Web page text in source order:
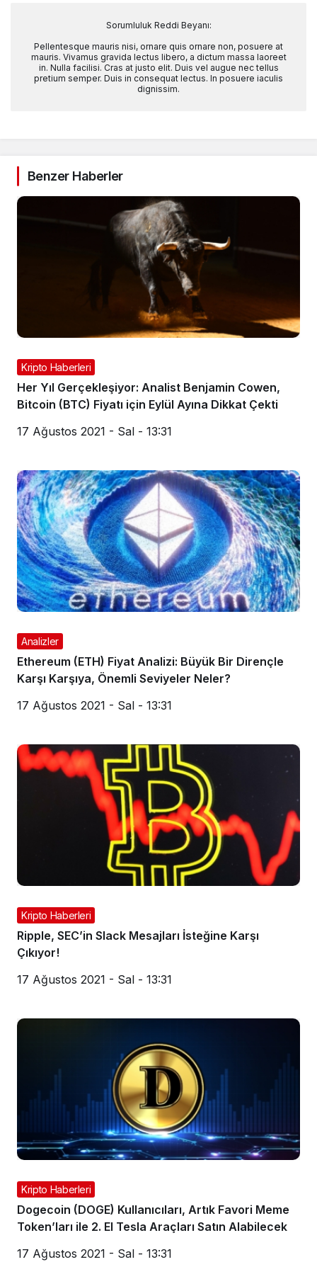
Sorumluluk Reddi Beyanı:
Pellentesque mauris nisi, ornare quis ornare non, posuere at
mauris. Vivamus gravida lectus libero, a dictum massa laoreet
in. Nulla facilisi. Cras at justo elit. Duis vel augue nec tellus
pretium semper. Duis in consequat lectus. In posuere iaculis
dignissim.
Benzer Haberler
Kripto Haberleri
Her Yıl Gerçekleşiyor: Analist Benjamin Cowen,
Bitcoin (BTC) Fiyatı için Eylül Ayına Dikkat Çekti
17 Ağustos 2021 - Sal - 13:31
Analizler
Ethereum (ETH) Fiyat Analizi: Büyük Bir Dirençle
Karşı Karşıya, Önemli Seviyeler Neler?
17 Ağustos 2021 - Sal - 13:31
Kripto Haberleri
Ripple, SEC’in Slack Mesajları İsteğine Karşı
Çıkıyor!
17 Ağustos 2021 - Sal - 13:31
Kripto Haberleri
Dogecoin (DOGE) Kullanıcıları, Artık Favori Meme
Token’ları ile 2. El Tesla Araçları Satın Alabilecek
17 Ağustos 2021 - Sal - 13:31